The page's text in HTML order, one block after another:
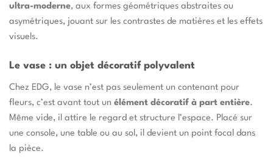
ultra-moderne, aux formes géométriques abstraites ou
asymétriques, jouant sur les contrastes de matières et les effets
visuels.
Le vase : un objet décoratif polyvalent
Chez EDG, le vase n’est pas seulement un contenant pour
fleurs, c’est avant tout un élément décoratif à part entière.
Même vide, il attire le regard et structure l’espace. Placé sur
une console, une table ou au sol, il devient un point focal dans
la pièce.